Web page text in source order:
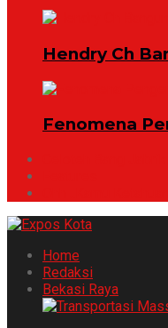
Hendry Ch
Fenomena
Home
Redaksi
Bekasi Raya